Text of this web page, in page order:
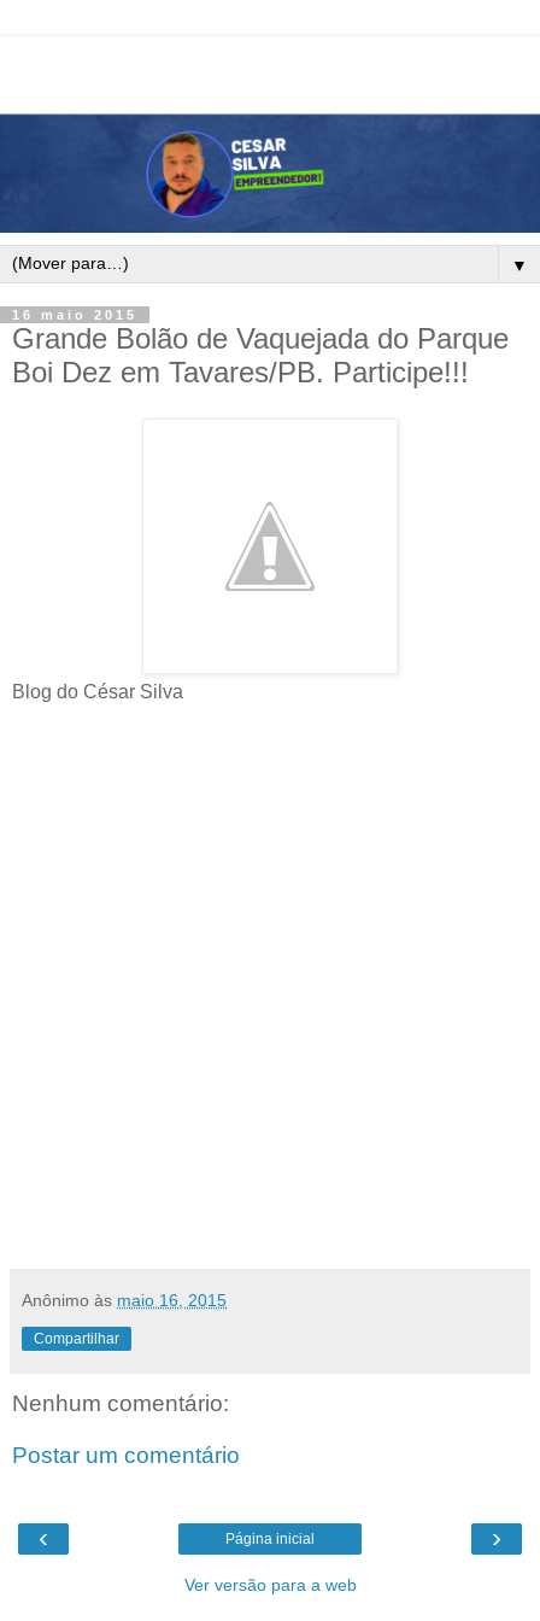
▼
16 maio 2015
Grande Bolão de Vaquejada do Parque
Boi Dez em Tavares/PB. Participe!!!
Blog do César Silva
Anônimo às maio 16, 2015
Compartilhar
Nenhum comentário:
Postar um comentário
‹ ›
Página inicial
Ver versão para a web